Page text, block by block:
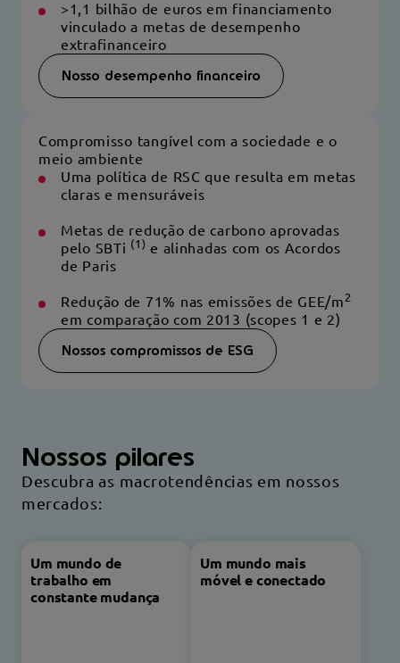
>1,1 bilhão de euros em financiamento
vinculado a metas de desempenho
extrafinanceiro
Nosso desempenho financeiro
Compromisso tangível com a sociedade e o
meio ambiente
Uma política de RSC que resulta em metas
claras e mensuráveis
Metas de redução de carbono aprovadas
pelo SBTi (1) e alinhadas com os Acordos
de Paris
Redução de 71% nas emissões de GEE/m 2
em comparação com 2013 (scopes 1 e 2)
Nossos compromissos de ESG
Nossos pilares
Descubra as macrotendências em nossos
mercados:
Um mundo de
trabalho em
constante mudança
Um mundo mais
móvel e conectado